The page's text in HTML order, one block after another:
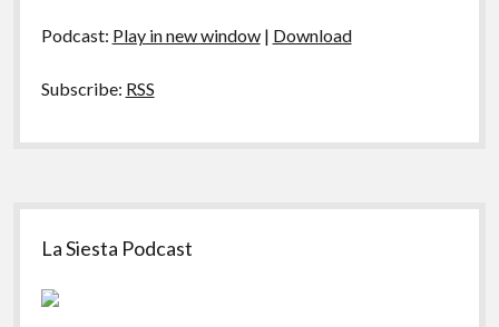
Podcast: Play in new window| Download
Subscribe: RSS
Sidebar
La Siesta Podcast